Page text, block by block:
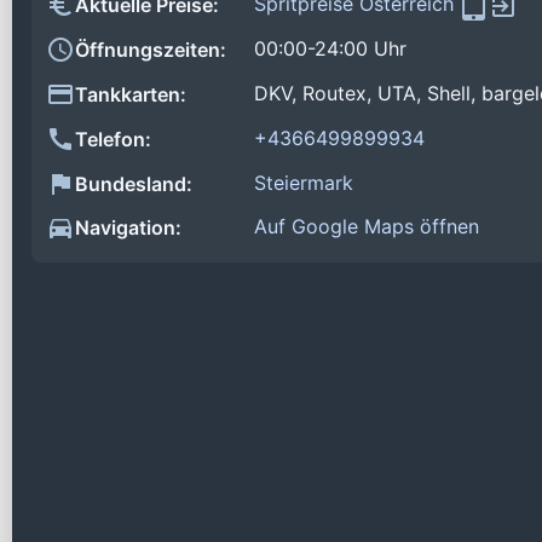
Aktuelle Preise:
Öffnungszeiten:
00:00-24:00 Uhr
Tankkarten:
DKV, Routex, UTA, Shell,
Telefon:
+4366499899934
Bundesland:
Steiermark
Navigation:
Auf Google Maps öffnen